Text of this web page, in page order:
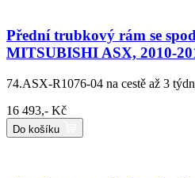
Přední trubkový rám se
MITSUBISHI ASX, 2010-
74.ASX-R1076-04 na cestě až 3
16 493,- Kč
Do košíku